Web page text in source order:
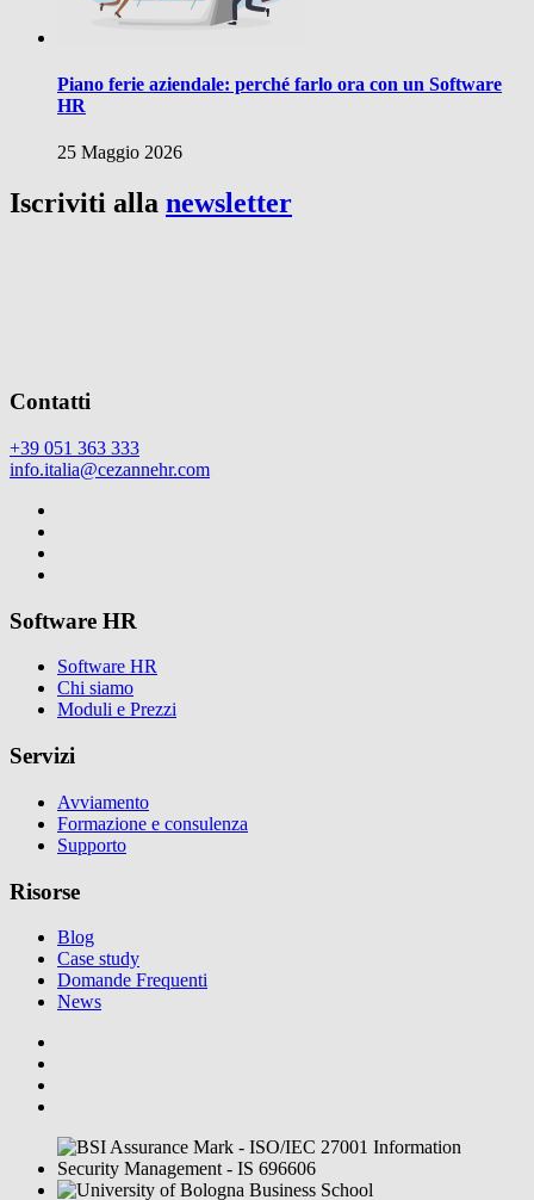
Piano ferie aziendale: perché farlo ora con un Software
HR
25 Maggio 2026
Iscriviti alla newsletter
Contatti
+39 051 363 333
info.italia@cezannehr.com
Software HR
Software HR
Chi siamo
Moduli e Prezzi
Servizi
Avviamento
Formazione e consulenza
Supporto
Risorse
Blog
Case study
Domande Frequenti
News